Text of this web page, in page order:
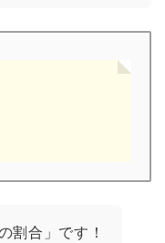
割合」です！